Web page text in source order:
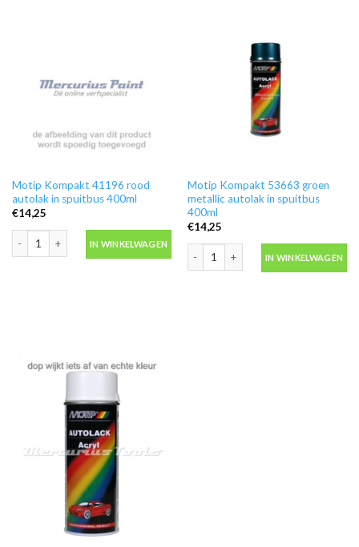
Motip Kompakt 41196 rood
autolak in spuitbus 400ml
€14,25
Motip Kompakt 41196 rood autolak in spuitbus 400ml aantal
IN WINKELWAGEN
Motip Kompakt 53663 groen
metallic autolak in spuitbus
400ml
€14,25
Motip Kompakt 53663 groen
IN WINKELWAGEN